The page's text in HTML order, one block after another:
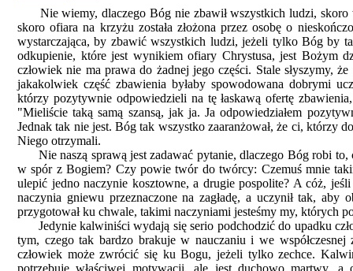
Nie wiemy, dlaczego Bóg nie zbawił wszystkich ludzi, skoro
skoro ofiara na krzyżu została złożona przez osobę o
wystarczająca, by zbawić wszystkich ludzi, jeżeli tylko Bóg by
odkupienie, które jest wynikiem ofiary Chrystusa, jest Bożym
człowiek nie ma prawa do żadnej jego części. Stale słyszymy,
jakakolwiek część zbawienia byłaby spowodowana dobrymi
którzy pozytywnie odpowiedzieli na tę łaskawą ofertę
"Mieliście taką samą szansą, jak ja. Ja odpowiedziałem
Jednak tak nie jest. Bóg tak wszystko zaaranżował, że ci, którzy
Niego otrzymali.
Nie naszą sprawą jest zadawać pytanie, dlaczego Bóg robi to,
w spór z Bogiem? Czy powie twór do twórcy: Czemuś mnie
ulepić jedno naczynie kosztowne, a drugie pospolite? A cóż,
naczynia gniewu przeznaczone na zagładę, a uczynił tak,
przygotował ku chwale, takimi naczyniami jesteśmy my, których
Jedynie kalwiniści wydają się serio podchodzić do upadku
tym, czego tak bardzo brakuje w nauczaniu i we
człowiek może zwrócić się ku Bogu, jeżeli tylko zechce.
potrzebuje właściwej motywacji, ale jest duchowo martwy, a